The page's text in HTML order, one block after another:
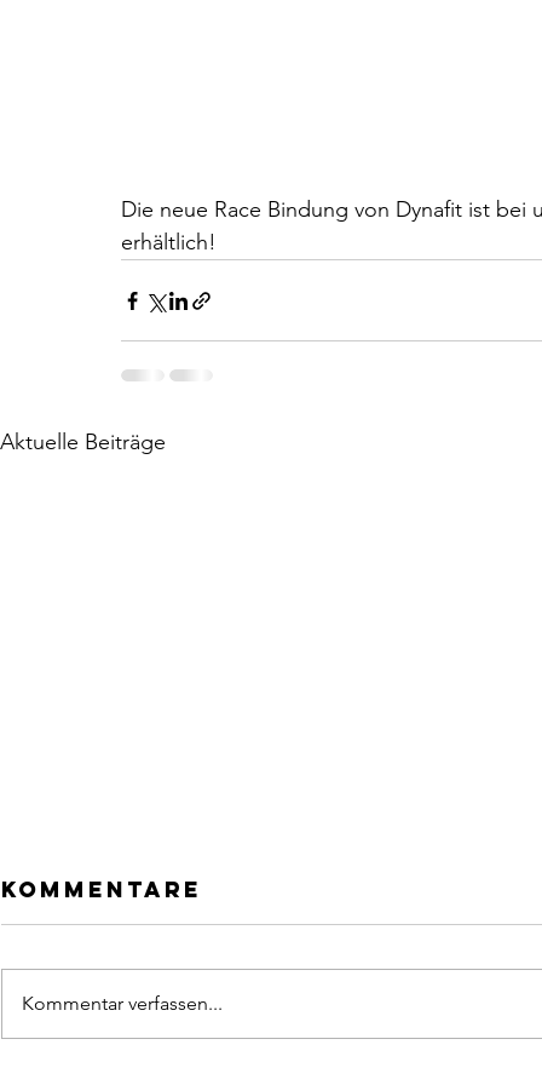
Die neue Race Bindung von Dynafit ist
erhältlich!
Aktuelle Beiträge
Kommentare
Kommentar verfassen...